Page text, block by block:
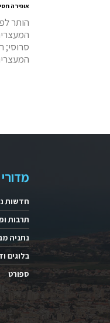
אופירה
הותר
חדשות
תרבות
נתניה
בלוגים
ספורט